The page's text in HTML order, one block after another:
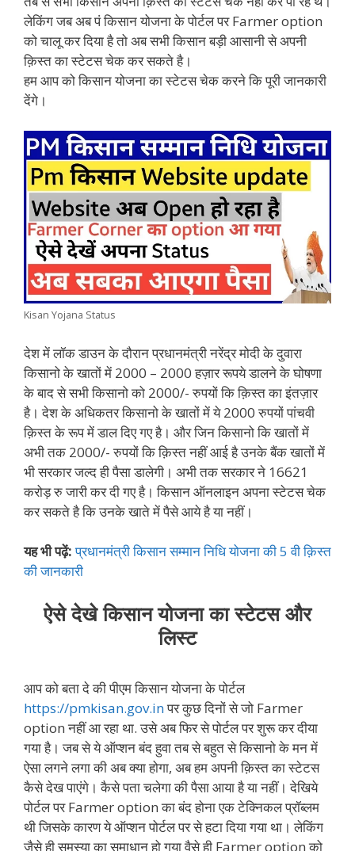
लेकिंग जब अब पं किसान योजना के पोर्टल पर Farmer option
को चालू कर दिया है तो अब सभी किसान बड़ी आसानी से अपनी
क़िस्त का स्टेटस चेक कर सकते है।
हम आप को किसान योजना का स्टेटस चेक करने कि पूरी जानकारी
देंगे।
Kisan Yojana Status
देश में लॉक डाउन के दौरान प्रधानमंत्री नरेंद्र मोदी के दुवारा
किसानो के खातों में 2000 – 2000 हज़ार रूपये डालने के घोषणा
के बाद से सभी किसानो को 2000/- रुपयों कि क़िस्त का इंतज़ार
है। देश के अधिकतर किसानो के खातों में ये 2000 रुपयों पांचवी
क़िस्त के रूप में डाल दिए गए है। और जिन किसानो कि खातों में
अभी तक 2000/- रुपयों कि क़िस्त नहीं आई है उनके बैंक खातों में
भी सरकार जल्द ही पैसा डालेगी। अभी तक सरकार ने 16621
करोड़ रु जारी कर दी गए है। किसान ऑनलाइन अपना स्टेटस चेक
कर सकते है कि उनके खाते में पैसे आये है या नहीं।
यह भी पढ़ें: प्रधानमंत्री किसान सम्मान निधि योजना की 5 वी क़िस्त
की जानकारी
ऐसे देखे किसान योजना का स्टेटस और
लिस्ट
आप को बता दे की पीएम किसान योजना के पोर्टल
https://pmkisan.gov.inपर कुछ दिनों से जो Farmer
option नहीं आ रहा था. उसे अब फिर से पोर्टल पर शुरू कर दीया
गया है। जब से ये ऑप्शन बंद हुवा तब से बहुत से किसानो के मन में
ऐसा लगने लगा की अब क्या होगा, अब हम अपनी क़िस्त का स्टेटस
कैसे देख पाएंगे। कैसे पता चलेगा की पैसा आया है या नहीं। देखिये
पोर्टल पर Farmer option का बंद होना एक टेक्निकल प्रॉब्लम
थी जिसके कारण ये ऑप्शन पोर्टल पर से हटा दिया गया था। लेकिंग
जैसे ही समस्या का समाधान हो गया वैसे ही Farmer option को